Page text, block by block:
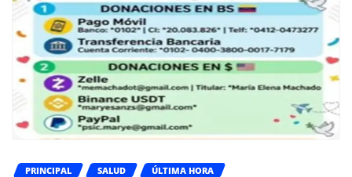
PRINCIPAL SALUD ÚLTIMA HORA